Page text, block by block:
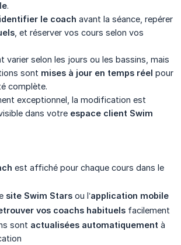
.
identifier le coach avant la séance, repérer
, et réserver vos cours selon vos
varier selon les jours ou les bassins, mais
sont mises à jour en temps réel pour
complète.
exceptionnel, la modification est
dans votre espace client Swim
est affiché pour chaque cours dans le
site Swim Stars ou l’application mobile
vos coachs habituels facilement
sont actualisées automatiquement à